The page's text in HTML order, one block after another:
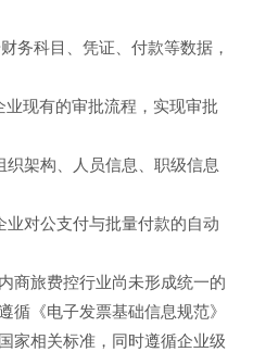
务科目、凭证、付款等数据，
现有的审批流程，实现审批
架构、人员信息、职级信息
对公支付与批量付款的自动
商旅费控行业尚未形成统一的
循《电子发票基础信息规范》
家相关标准，同时遵循企业级